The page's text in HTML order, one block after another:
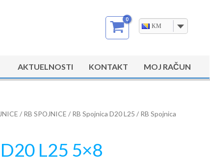
KM
AKTUELNOSTI KONTAKT MOJ RAČUN
/ RB SPOJNICE / RB Spojnica D20 L25 / RB Spojnica
L25 5×8